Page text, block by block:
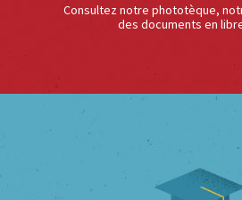
Consultez notre phototèque,
des documents en